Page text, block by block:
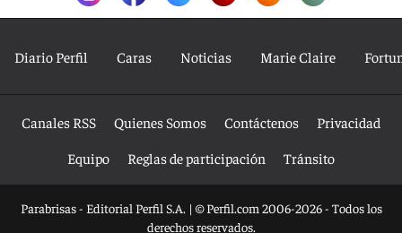
Diario Perfil Caras Noticias Marie Claire
Canales RSS Quienes Somos Contáctenos
Privacidad
Equipo
Reglas de participación Tránsito
Parabrisas - Editorial Perfil S.A. | © Perfil.com 2006-2026 - Todos los
derechos reservados.